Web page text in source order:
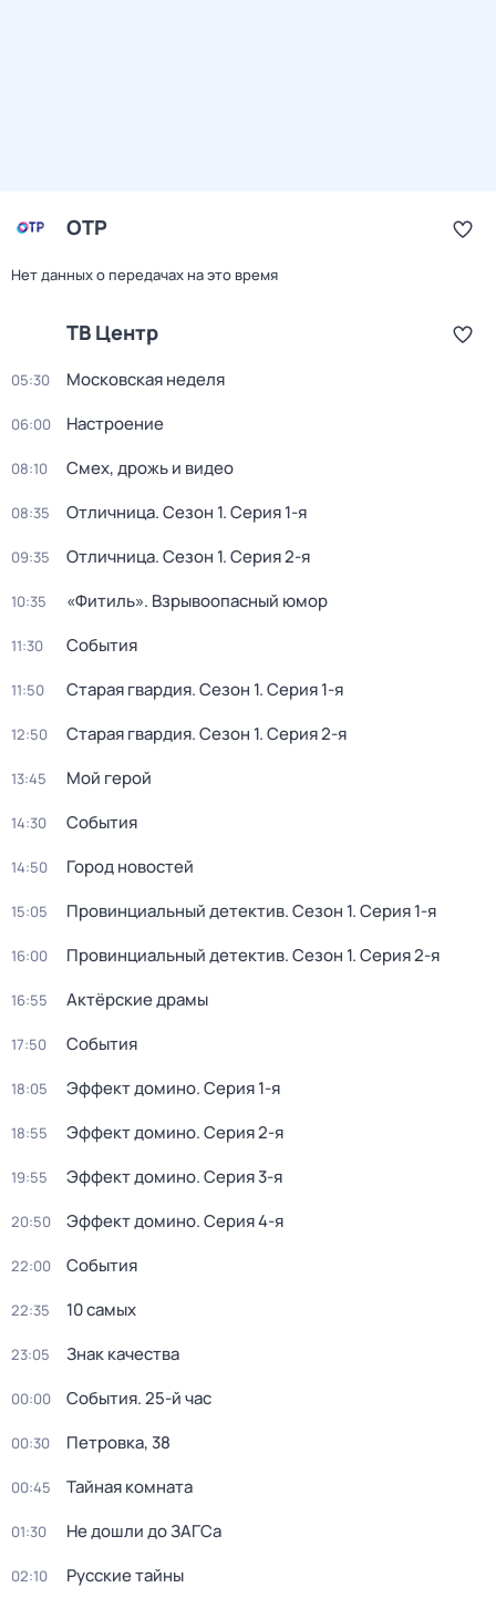
ОТР
Нет данных о передачах на это время
ТВ Центр
05:30 Московская неделя
06:00 Настроение
08:10 Смех, дрожь и видео
08:35 Отличница. Сезон 1. Серия 1-я
09:35 Отличница. Сезон 1. Серия 2-я
10:35 «Фитиль». Взрывоопасный юмор
11:30 События
11:50 Старая гвардия. Сезон 1. Серия 1-я
12:50 Старая гвардия. Сезон 1. Серия 2-я
13:45 Мой герой
14:30 События
14:50 Город новостей
15:05 Провинциальный детектив. Сезон 1. Серия 1-я
16:00 Провинциальный детектив. Сезон 1. Серия 2-я
16:55 Актёрские драмы
17:50 События
18:05 Эффект домино. Серия 1-я
18:55 Эффект домино. Серия 2-я
19:55 Эффект домино. Серия 3-я
20:50 Эффект домино. Серия 4-я
22:00 События
22:35 10 самых
23:05 Знак качества
00:00 События. 25-й час
00:30 Петровка, 38
00:45 Тайная комната
01:30 Не дошли до ЗАГСа
02:10 Русские тайны